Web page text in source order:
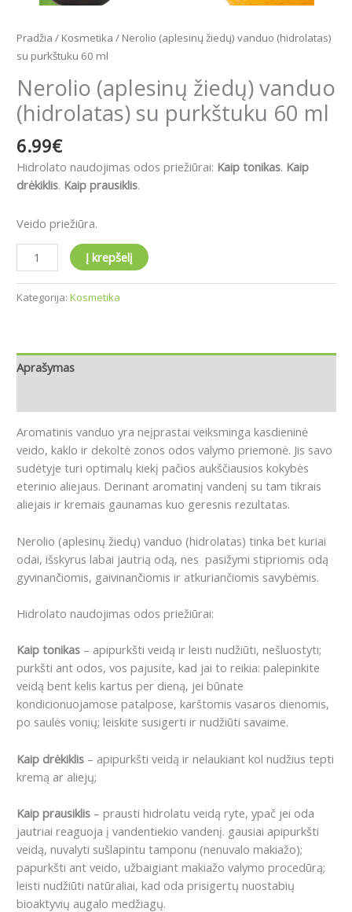
Pradžia / Kosmetika / Nerolio (aplesinų žiedų) vanduo (hidrolatas)
su purkštuku 60 ml
Nerolio (aplesinų žiedų) vanduo
(hidrolatas) su purkštuku 60 ml
6.99€
Hidrolato naudojimas odos priežiūrai: Kaip tonikas. Kaip
drėkiklis. Kaip prausiklis.
Veido priežiūra.
Į krepšelį
Kategorija: Kosmetika
Aprašymas
Aromatinis vanduo yra neįprastai veiksminga kasdieninė
veido, kaklo ir dekoltė zonos odos valymo priemonė. Jis savo
sudėtyje turi optimalų kiekį pačios aukščiausios kokybės
eterinio aliejaus. Derinant aromatinį vandenį su tam tikrais
aliejais ir kremais gaunamas kuo geresnis rezultatas.
Nerolio (aplesinų žiedų) vanduo (hidrolatas) tinka bet kuriai
odai, išskyrus labai jautrią odą, nes pasižymi stipriomis odą
gyvinančiomis, gaivinančiomis ir atkuriančiomis savybėmis.
Hidrolato naudojimas odos priežiūrai:
Kaip tonikas – apipurkšti veidą ir leisti nudžiūti, nešluostyti;
purkšti ant odos, vos pajusite, kad jai to reikia: palepinkite
veidą bent kelis kartus per dieną, jei būnate
kondicionuojamose patalpose, karštomis vasaros dienomis,
po saulės vonių; leiskite susigerti ir nudžiūti savaime.
Kaip drėkiklis – apipurkšti veidą ir nelaukiant kol nudžius tepti
kremą ar aliejų;
Kaip prausiklis – prausti hidrolatu veidą ryte, ypač jei oda
jautriai reaguoja į vandentiekio vandenį. gausiai apipurkšti
veidą, nuvalyti sušlapintu tamponu (nenuvalo makiažo);
papurkšti ant veido, užbaigiant makiažo valymo procedūrą;
leisti nudžiūti natūraliai, kad oda prisigertų nuostabių
bioaktyvių augalo medžiagų.